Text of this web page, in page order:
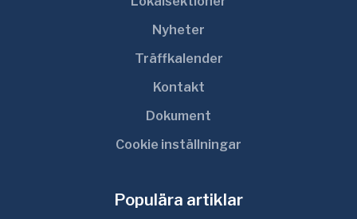
Nyheter
Träffkalender
Kontakt
Dokument
Cookie inställningar
Populära artiklar